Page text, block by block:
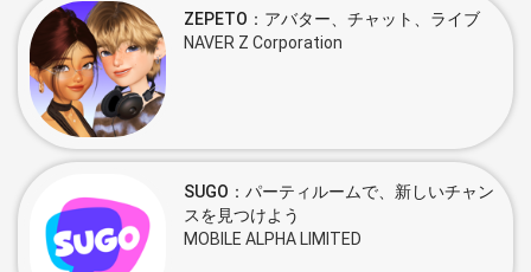
ZEPETO：アバター、チャット、ライブ
NAVER Z Corporation
SUGO：パーティルームで、新しいチャン
スを見つけよう
MOBILE ALPHA LIMITED